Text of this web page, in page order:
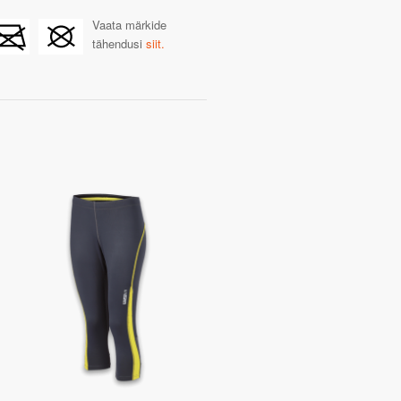
Vaata märkide
tähendusisiit.